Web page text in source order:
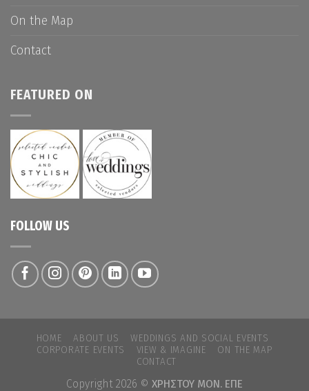
On the Map
Contact
FEATURED ON
FOLLOW US
HOME ABOUT US
WEDDINGS AND SOCIAL EVENTS
CORPORATE EVENTS
VIEW & IMAGINE
ON THE MAP
CONTACT
Copyright 2026 © ΧΡΗΣΤΟΥ ΜΟΝ. ΕΠΕ